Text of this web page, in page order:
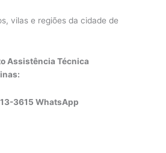
vilas e regiões da cidade de
Assistência Técnica
3615 WhatsApp